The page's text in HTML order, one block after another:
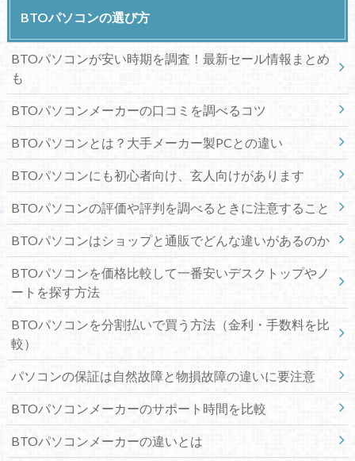
BTOパソコンの選び方
BTOパソコンが安い時期を調査！最新セール情報まとめ
も
BTOパソコンメーカーの口コミを調べるコツ
BTOパソコンとは？大手メーカー製PCとの違い
BTOパソコンにも初心者向け、玄人向けがあります
BTOパソコンの評価や評判を調べるときに注意すること
BTOパソコンはショップと通販でどんな違いがあるのか
BTOパソコンを価格比較して一番安いデスクトップやノ
ートを探す方法
BTOパソコンを分割払いで買う方法（金利・手数料を比
較）
パソコンの保証は自然故障と物損故障の違いに要注意
BTOパソコンメーカーのサポート時間を比較
BTOパソコンメーカーの違いとは